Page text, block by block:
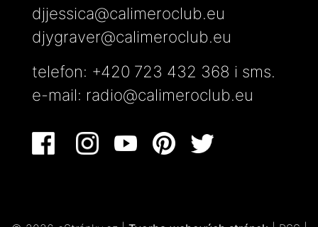
djjessica@calimeroclub.eu
djygraver@calimeroclub.eu
telefon: +420 723 432 368 i sms.
e-mail: radio@calimeroclub.eu